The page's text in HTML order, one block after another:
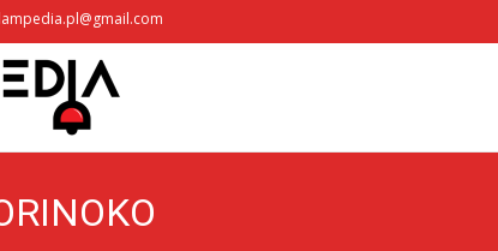
lampedia.pl@gmail.com